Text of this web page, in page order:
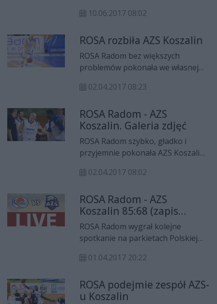
zawodnik bronił barw ROSY Radom.
10.06.2017 08:02
ROSA rozbiła AZS Koszalin
ROSA Radom bez większych
problemów pokonała we własnej
kolejki Polskiej Ligi Koszykówki. Po
się na piątym miejscu w tabeli.
02.04.2017 08:23
ROSA Radom - AZS
Koszalin. Galeria zdjęć
ROSA Radom szybko, gładko i
przyjemnie pokonała AZS Koszalin.
przyjezdnym żadnych szans i
pierwszej rundzie. Jak wyglądało to
efektowne zwycięstwo "Smoków"
mogą Państwo zobaczyć w galerii
autorstwa Aleksandry
Krzemińskiej.
02.04.2017 08:02
ROSA Radom - AZS
Koszalin 85:68 (zapis
relacji)
ROSA Radom wygrał kolejne
spotkanie na parkietach Polskiej
"Smoki" pokonały we własnej hali
01.04.2017 20:22
ROSA podejmie zespół AZS-
u Koszalin